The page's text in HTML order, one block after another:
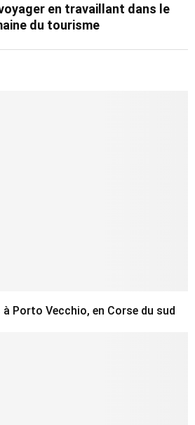
en travaillant dans le
du tourisme
Porto Vecchio, en Corse du sud